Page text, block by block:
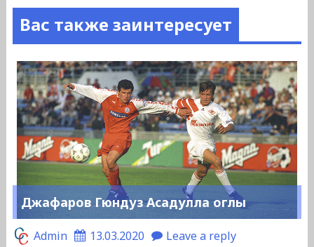
Вас также заинтересует
Джафаров Гюндуз Асадулла оглы
Admin 13.03.2020 Leave a reply